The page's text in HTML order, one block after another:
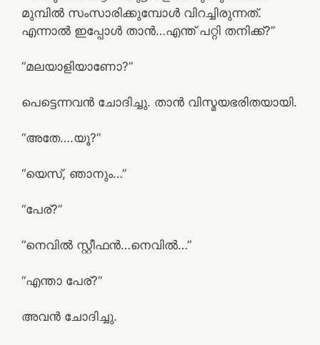
മുമ്പില്‍ സംസാരിക്കുമ്പോള്‍ വിറച്ചിരുന്നത്.
എന്നാല്‍ ഇപ്പോള്‍ താന്‍…എന്ത് പറ്റി തനിക്ക്?”
“മലയാളിയാണോ?”
പെട്ടെന്നവന്‍ ചോദിച്ചു. താന്‍ വിസ്മയഭരിതയായി.
“അതേ….യൂ?”
“യെസ്, ഞാനും…”
“പേര്?”
“നെവില്‍ സ്റ്റീഫന്‍…നെവില്‍…”
“എന്താ പേര്?”
അവന്‍ ചോദിച്ചു.